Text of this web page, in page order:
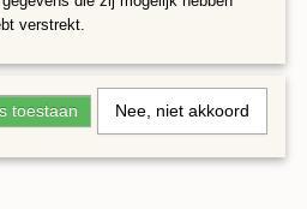
verstrekt.
toestaan Nee, niet akkoord